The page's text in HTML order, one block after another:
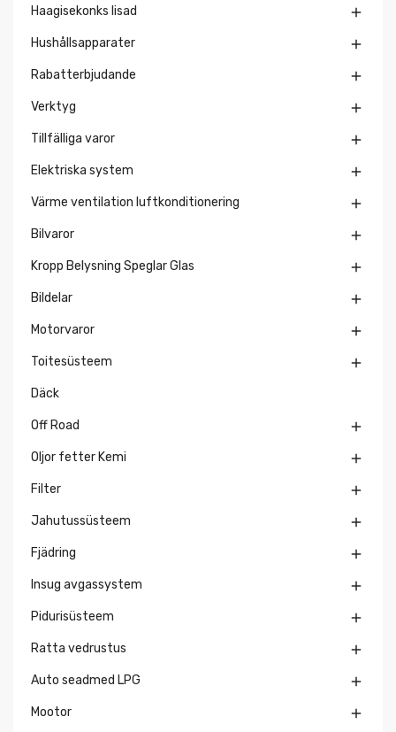
Haagisekonks lisad 
Hushållsapparater 
Rabatterbjudande 
Verktyg 
Tillfälliga varor 
Elektriska system 
Värme ventilation luftkonditionering 
Bilvaror 
Kropp Belysning Speglar Glas 
Bildelar 
Motorvaror 
Toitesüsteem 
Däck
Off Road 
Oljor fetter Kemi 
Filter 
Jahutussüsteem 
Fjädring 
Insug avgassystem 
Pidurisüsteem 
Ratta vedrustus 
Auto seadmed LPG 
Mootor 